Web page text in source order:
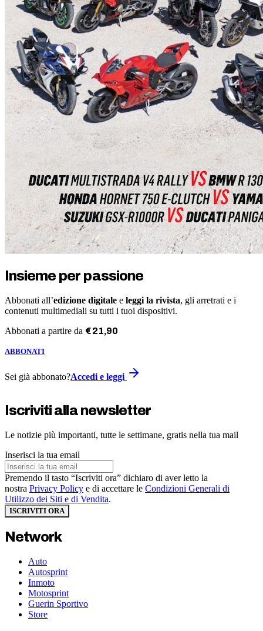
Insieme per passione
Abbonati all’edizione digitale e leggi la rivista, gli arretrati e i
contenuti multimediali su tutti i tuoi dispositivi.
Abbonati a partire da €21,90
ABBONATI
Sei già abbonato?Accedi e leggi
Iscriviti alla newsletter
Le notizie più importanti, tutte le settimane, gratis nella tua mail
Inserisci la tua email
Premendo il tasto “Iscriviti ora” dichiaro di aver letto la
nostra Privacy Policy e di accettare le Condizioni Generali di
Utilizzo dei Siti e di Vendita.
ISCRIVITI ORA
Network
Auto
Autosprint
Inmoto
Motosprint
Guerin Sportivo
Store